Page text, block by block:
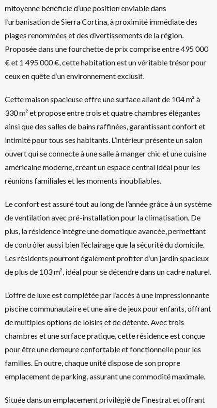
mitoyenne bénéficie d’une position enviable dans
l’urbanisation de Sierra Cortina, à proximité immédiate des
plages renommées et des divertissements de la région.
Proposée dans une fourchette de prix comprise entre 495 000
€ et 1 495 000 €, cette habitation est un véritable trésor pour
ceux en quête d’un environnement exclusif.
Cette maison spacieuse offre une surface allant de 104 m² à
330 m² et propose entre trois et quatre chambres élégantes
ainsi que des salles de bains raffinées, garantissant confort et
intimité pour tous ses habitants. L’intérieur présente un salon
ouvert qui se connecte à une salle à manger chic et une cuisine
américaine moderne, créant un espace central idéal pour les
réunions familiales et les moments inoubliables.
Le confort est assuré tout au long de l’année grâce à un système
de ventilation avec pré-installation pour la climatisation. De
plus, la résidence intègre une domotique avancée, permettant
de contrôler aussi bien l’éclairage que la sécurité du domicile.
Les résidents pourront également profiter d’un jardin spacieux
de plus de 103 m², idéal pour se détendre dans un cadre naturel.
L’offre de luxe est complétée par l’accès à une impressionnante
piscine communautaire et une aire de jeux pour enfants, offrant
de multiples options de loisirs et de détente. Avec trois
chambres et une surface pratique, cette résidence est conçue
pour être une demeure confortable et fonctionnelle pour les
familles. En outre, chaque unité dispose de son propre
emplacement de parking, assurant une commodité maximale.
Située dans un emplacement privilégié de Finestrat et offrant